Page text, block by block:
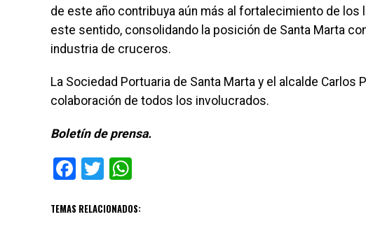
de este año contribuya aún más al fortalecimiento de
este sentido, consolidando la posición de Santa Marta
industria de cruceros.
La Sociedad Portuaria de Santa Marta y el alcalde Carlos
colaboración de todos los involucrados.
Boletín de prensa.
Facebook
Twitter
TEMAS RELACIONADOS: